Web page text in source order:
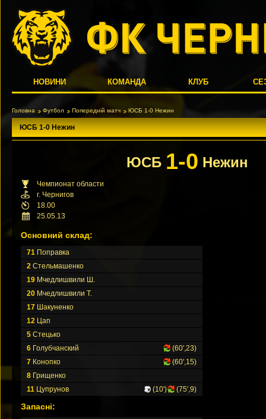
НОВИНИ КОМАНДА КЛУБ
Головна Футбол Попередній матч ЮСБ 1-0 Нежин
ЮСБ 1-0 Нежин
ЮСБ 1-0 Нежин
Чемпионат области
г. Чернигов
18.00
25.05.13
Основний склад:
71 Поправка
2 Стельмашенко
19 Мчедлишвили Ш.
20 Мчедлишвили Т.
17 Шакуненко
12 Цап
5 Стецько
6 Голубчанский
(60',23)
7 Конопко
(60',15)
8 Грищенко
11 Цупрунов (75',9)
(10')
Запасні: